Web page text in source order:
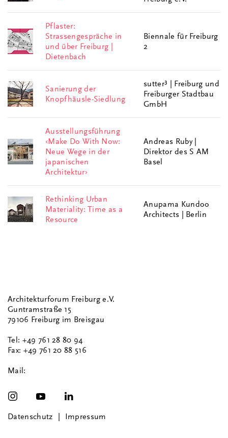
Pflaster:
Strassengespräche in
und über Freiburg |
Dietenbach
Biennale für Freiburg
2
Sanierung der
Knopfhäusle-Siedlung
sutter³ | Freiburg und
Freiburger Stadtbau
GmbH
Ausstellungsführung
‹Make Do With Now:
Neue Wege in der
japanischen
Architektur›
Andreas Ruby |
Direktor des S AM
Basel
Rethinking Urban
Materiality: Time as a
Resource
Anupama Kundoo
Architects | Berlin
Architekturforum Freiburg e.V.
Guntramstraße 15
79106 Freiburg im Breisgau
Tel: +49 761 28 80 94
Fax: +49 761 20 88 516
Mail:
Datenschutz Impressum